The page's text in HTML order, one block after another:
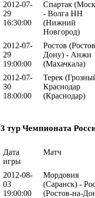
2012-07-
29
16:30:00
Спартак
- Волга НН
(Нижний
Новгород)
2012-07-
29
19:00:00
Ростов
Дону) - Анжи
(Махачкала)
2012-07-
30
18:00:00
Терек
Краснодар
(Краснодар)
3 тур Чемпионата
Дата
игры
Матч
2012-08-
03
19:00:00
Мордовия
(Саранск) -
(Ростов-на-